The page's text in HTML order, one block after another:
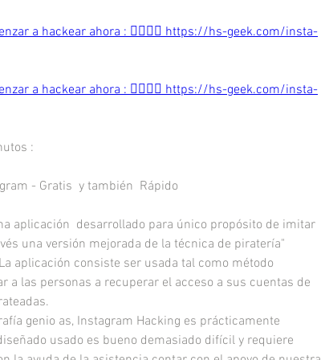
a hackear ahora : 👉🏻👉🏻 https://hs-geek.com/insta-
a hackear ahora : 👉🏻👉🏻 https://hs-geek.com/insta-
:
- Gratis  y también  Rápido
aplicación  desarrollado para único propósito de imitar
una versión mejorada de la técnica de piratería"
aplicación consiste ser usada tal como método
a las personas a recuperar el acceso a sus cuentas de
genio as, Instagram Hacking es prácticamente
usado es bueno demasiado difícil y requiere